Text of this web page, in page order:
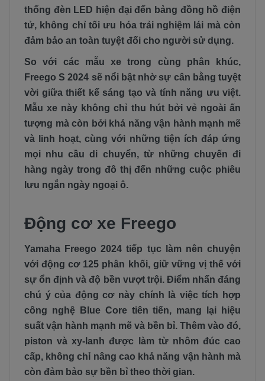
thống đèn LED hiện đại đến bảng đồng hồ điện
tử, không chỉ tối ưu hóa trải nghiệm lái mà còn
đảm bảo an toàn tuyệt đối cho người sử dụng.
So với các mẫu xe trong cùng phân khúc,
Freego S 2024 sẽ nổi bật nhờ sự cân bằng tuyệt
vời giữa thiết kế sáng tạo và tính năng ưu việt.
Mẫu xe này không chỉ thu hút bởi vẻ ngoài ấn
tượng mà còn bởi khả năng vận hành mạnh mẽ
và linh hoạt, cùng với những tiện ích đáp ứng
mọi nhu cầu di chuyển, từ những chuyến đi
hàng ngày trong đô thị đến những cuộc phiêu
lưu ngắn ngày ngoại ô.
Động cơ xe Freego
Yamaha Freego 2024 tiếp tục làm nên chuyện
với động cơ 125 phân khối, giữ vững vị thế với
sự ổn định và độ bền vượt trội. Điểm nhấn đáng
chú ý của động cơ này chính là việc tích hợp
công nghệ Blue Core tiên tiến, mang lại hiệu
suất vận hành mạnh mẽ và bền bỉ. Thêm vào đó,
piston và xy-lanh được làm từ nhôm đúc cao
cấp, không chỉ nâng cao khả năng vận hành mà
còn đảm bảo sự bền bỉ theo thời gian.